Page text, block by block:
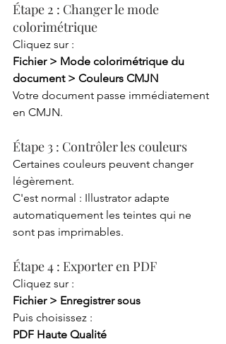
Étape 2 : Changer le mode
colorimétrique
Cliquez sur :
Fichier > Mode colorimétrique du
document > Couleurs CMJN
Votre document passe immédiatement
en CMJN.
Étape 3 : Contrôler les couleurs
Certaines couleurs peuvent changer
légèrement.
C'est normal : Illustrator adapte
automatiquement les teintes qui ne
sont pas imprimables.
Étape 4 : Exporter en PDF
Cliquez sur :
Fichier > Enregistrer sous
Puis choisissez :
PDF Haute Qualité